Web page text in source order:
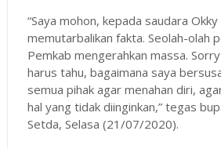
“Saya mohon, kepada saudara
memutarbalikan fakta. Seolah-olah
Pemkab mengerahkan massa.
harus tahu, bagaimana saya
semua pihak agar menahan diri,
hal yang tidak diinginkan,” tegas
Setda, Selasa (21/07/2020).